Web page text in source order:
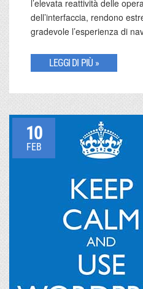
l’elevata reattività delle
dell’interfaccia, rendono
gradevole l’esperienza di
LEGGI DI PIÙ »
10
FEB